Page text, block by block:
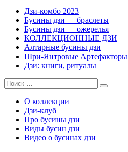
Дзи-комбо 2023
Бусины дзи — браслеты
Бусины дзи — ожерелья
КОЛЛЕКЦИОННЫЕ ДЗИ
Алтарные бусины дзи
Шри-Янтровые Артефакторы
Дзи: книги, ритуалы
О коллекции
Дзи-клуб
Про бусины дзи
Виды бусин дзи
Видео о бусинах дзи